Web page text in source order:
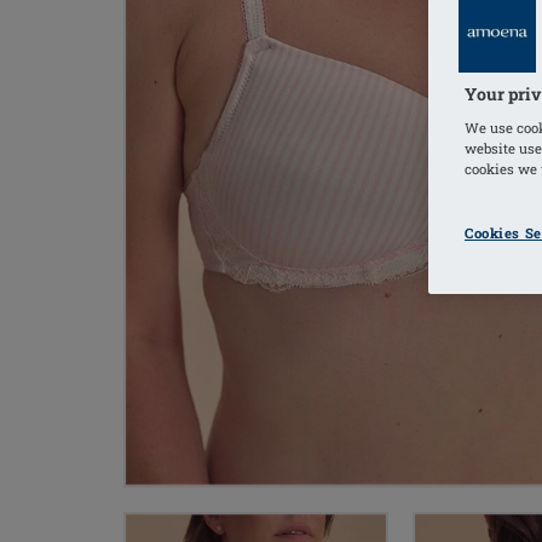
Your
We use
website
cookies we
Cookies